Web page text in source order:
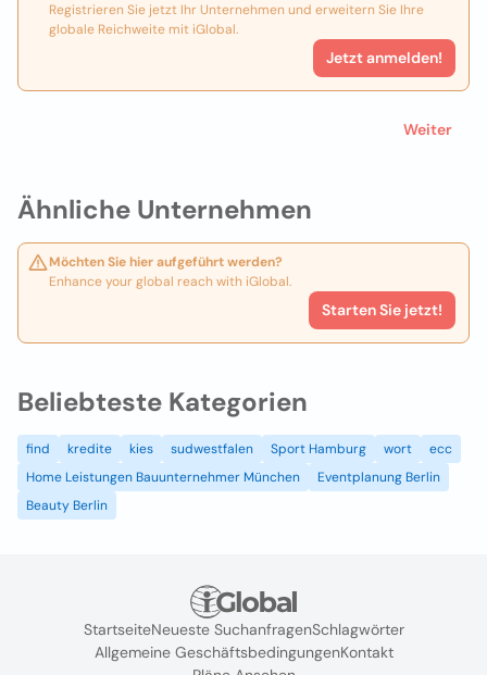
Ähnliche Unternehmen
Möchten Sie hier aufgeführt werden?
Enhance your global reach with iGlobal.
Starten Sie jetzt!
Registrieren Sie jetzt Ihr Unternehmen und erweitern Sie Ihre
globale Reichweite mit iGlobal.
Jetzt anmelden!
Weiter
Beliebteste Kategorien
find kredite kies sudwestfalen Sport Hamburg wort
ecc
Home Leistungen Bauunternehmer München
Eventplanung Berlin
Beauty Berlin
StartseiteNeueste SuchanfragenSchlagwörter
Allgemeine GeschäftsbedingungenKontakt